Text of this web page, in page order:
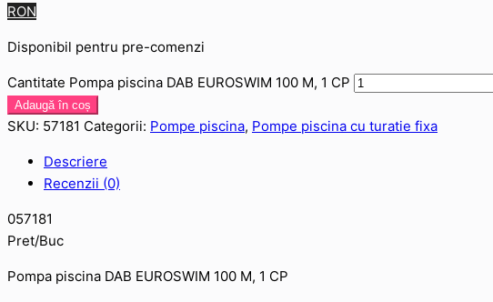
RON
Disponibil pentru pre-comenzi
Cantitate Pompa piscina DAB EUROSWIM 100 M, 1 CP
Adaugă în coș
SKU: 57181 Categorii: Pompe piscina, Pompe piscina cu turatie fixa
Descriere
Recenzii (0)
057181
Pret/Buc
Pompa piscina DAB EUROSWIM 100 M, 1 CP